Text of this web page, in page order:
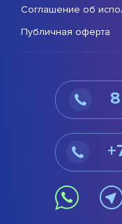
Соглашение об
Публичная оферта